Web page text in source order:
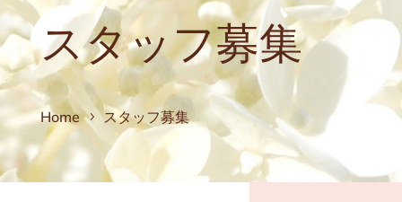
スタッフ募集
Home スタッフ募集